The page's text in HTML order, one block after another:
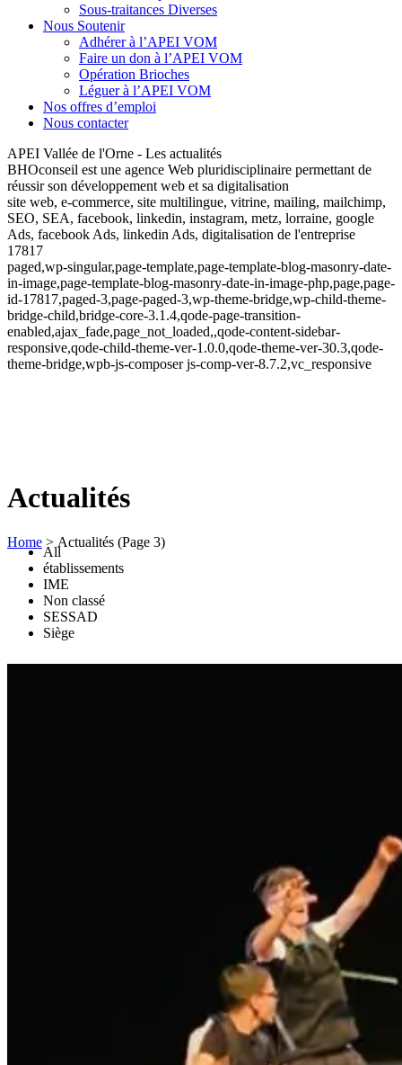
Sous-traitances Diverses
Nous Soutenir
Adhérer à l’APEI VOM
Faire un don à l’APEI VOM
Opération Brioches
Léguer à l’APEI VOM
Nos offres d’emploi
Nous contacter
APEI Vallée de l'Orne - Les actualités
BHOconseil est une agence Web pluridisciplinaire permettant de
réussir son développement web et sa digitalisation
site web, e-commerce, site multilingue, vitrine, mailing, mailchimp,
SEO, SEA, facebook, linkedin, instagram, metz, lorraine, google
Ads, facebook Ads, linkedin Ads, digitalisation de l'entreprise
17817
paged,wp-singular,page-template,page-template-blog-masonry-date-
in-image,page-template-blog-masonry-date-in-image-php,page,page-
id-17817,paged-3,page-paged-3,wp-theme-bridge,wp-child-theme-
bridge-child,bridge-core-3.1.4,qode-page-transition-
enabled,ajax_fade,page_not_loaded,,qode-content-sidebar-
responsive,qode-child-theme-ver-1.0.0,qode-theme-ver-30.3,qode-
theme-bridge,wpb-js-composer js-comp-ver-8.7.2,vc_responsive
Actualités
Home > Actualités (Page 3)
All
établissements
IME
Non classé
SESSAD
Siège